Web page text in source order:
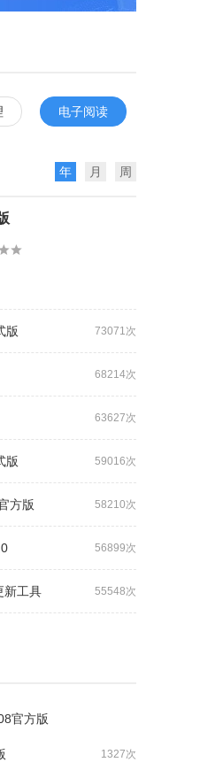
电子阅读
年 月 周
73071次
版
68214次
63627次
59016次
版
58210次
方版
56899次
55548次
新工具
官方版
1327次